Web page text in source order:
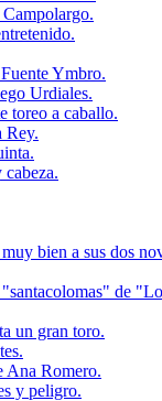
Ymbro.
Urdiales.
toreo a caballo.
Rey.
bien a sus dos
"santacolomas" de
un gran toro.
Ana Romero.
y peligro.